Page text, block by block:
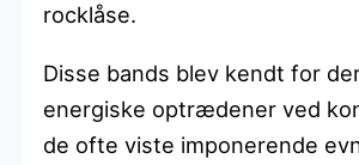
rocklåse.
Disse bands blev kendt for
energiske optrædener ved
de ofte viste imponerende